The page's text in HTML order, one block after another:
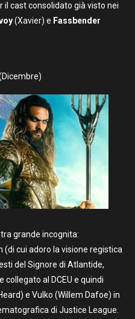
il cast consolidato già visto nei
(Xavier) e Fassbender
grande incognita:
cui adoro la visione registica
del Signore di Atlantide,
al DCEU e quindi
e Vulko (Willem Dafoe) in
di Justice League.